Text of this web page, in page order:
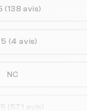
(138 avis)
(4 avis)
NC
(571 avis)